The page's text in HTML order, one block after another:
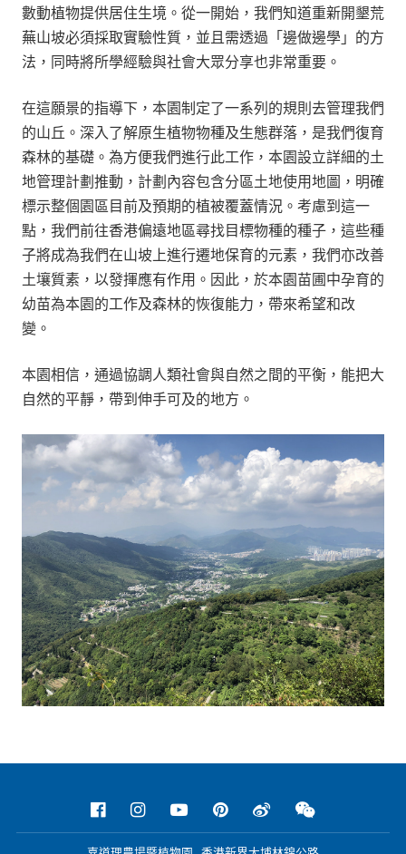
數動植物提供居住生境 。 從一開始，我們知道重新開墾荒
蕪山坡必須採取實驗性質，並且需透過「邊做邊學」的方
法，同時將所學經驗與社會大眾分享也非常重要。
在這願景的指導下，本園制定了一系列的規則去管理我們
的山丘。深入了解原生植物物種及生態群落 ， 是我們復育
森林的基礎。為方便我們進行此工作，本園設立詳細的土
地管理計劃推動，計劃內容包含分區土地使用地圖，明確
標示整個園區目前及預期的植被覆蓋情況。考慮到這一
點，我們前往香港偏遠地區尋找目標物種的種子，這些種
子將成為我們在山坡上進行遷地保育的元素，我們亦改善
土壤質素，以發揮應有作用。因此，於本園苗圃中孕育的
幼苗為本園的工作及森林的恢復能力，帶來希望和改
變 。
本園相信，通過協調人類社會與自然之間的平衡，能把大
自然的平靜 ， 帶到伸手可及的地方 。